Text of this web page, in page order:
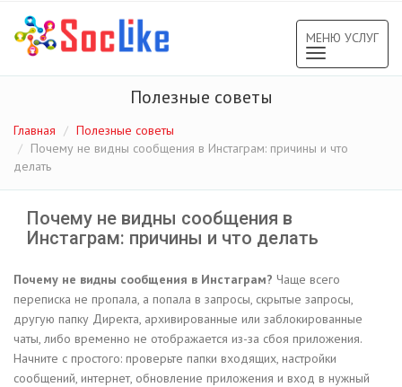
МЕНЮ УСЛУГ
navigation
Полезные советы
Главная
Полезные советы
Почему не видны сообщения в Инстаграм: причины и что
делать
Почему не видны сообщения в
Инстаграм: причины и что делать
Почему не видны сообщения в Инстаграм? Чаще всего
переписка не пропала, а попала в запросы, скрытые запросы,
другую папку Директа, архивированные или заблокированные
чаты, либо временно не отображается из-за сбоя приложения.
Начните с простого: проверьте папки входящих, настройки
сообщений, интернет, обновление приложения и вход в нужный